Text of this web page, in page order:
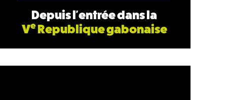
Depuis l'entrée dans la
VeRepublique gabonaise